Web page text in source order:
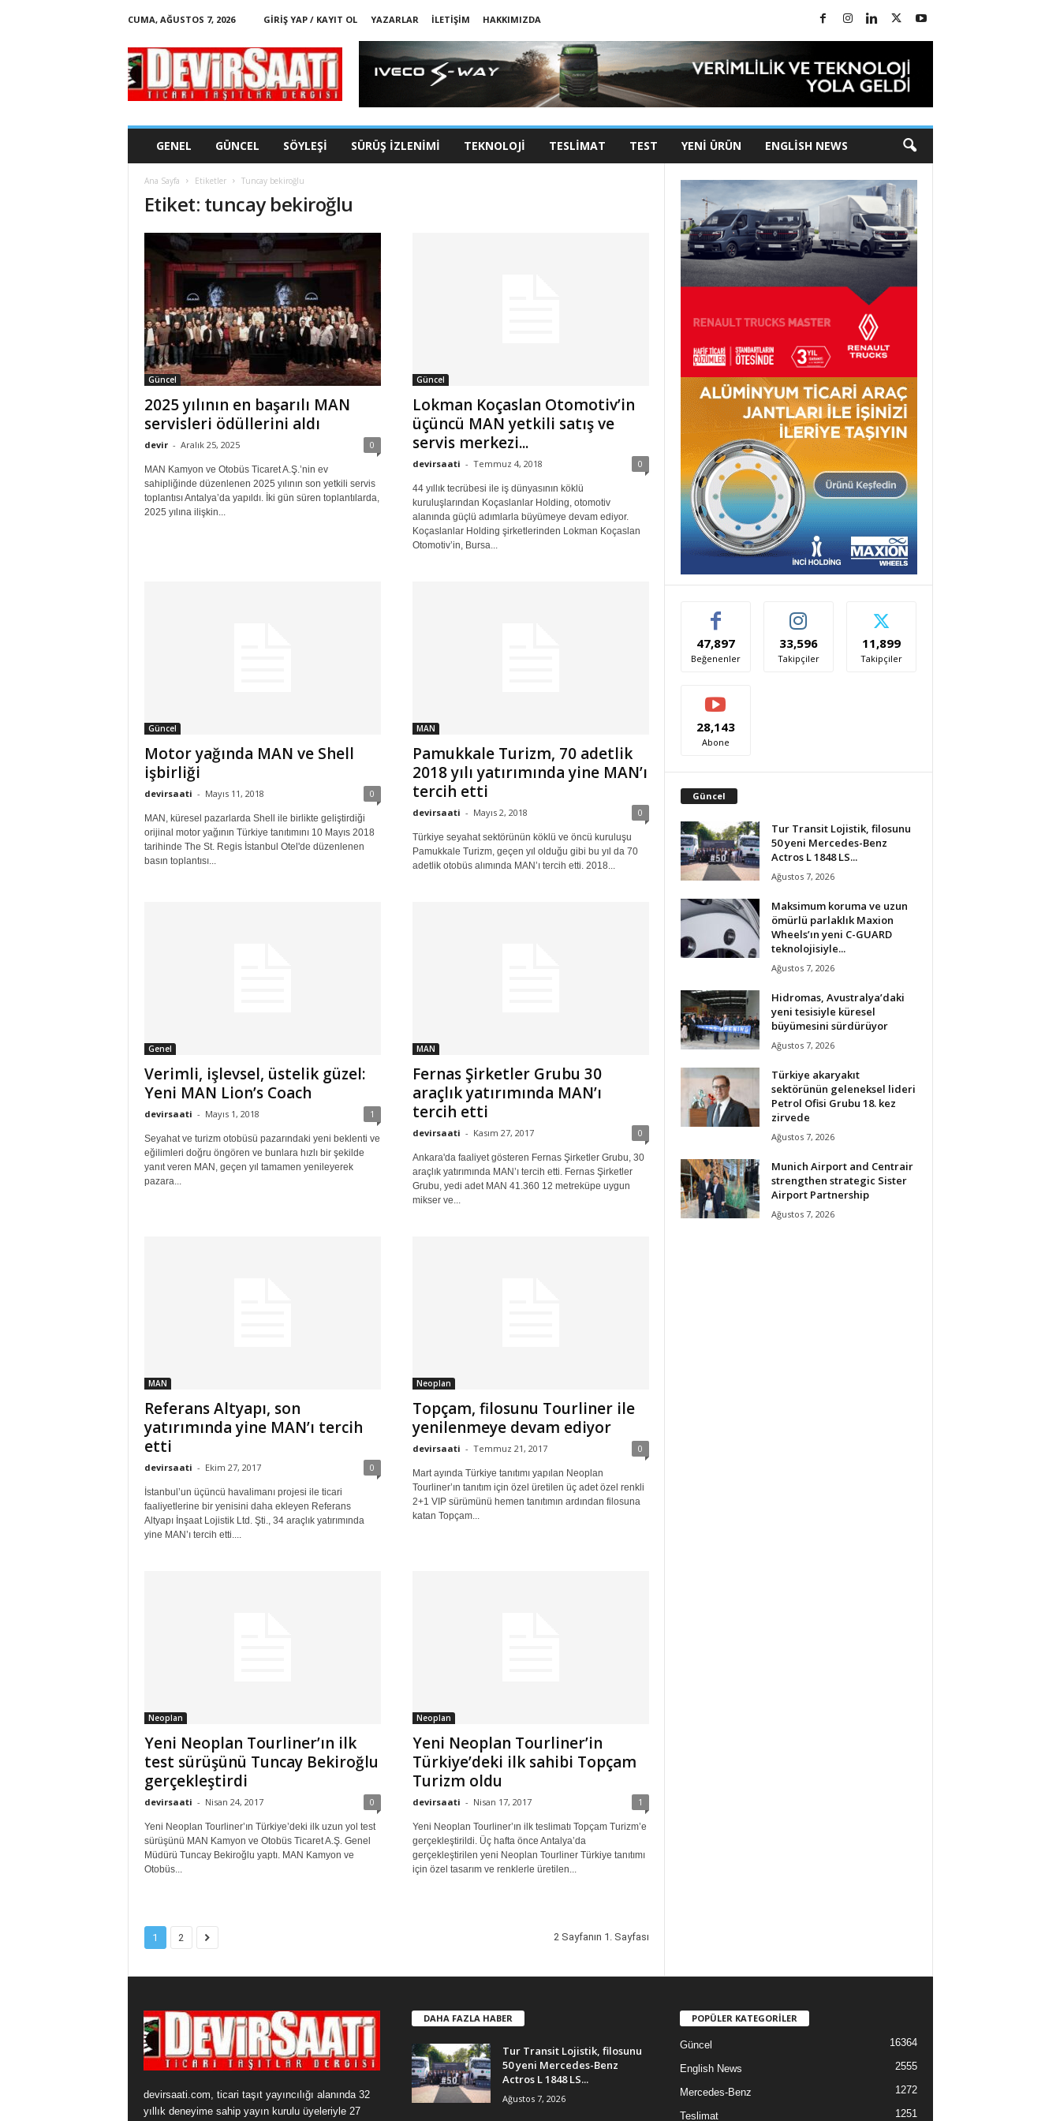
CUMA, AĞUSTOS 7, 2026 GIRIŞ YAP / KAYIT OL YAZARLAR İLETIŞIM
HAKKIMIZDA
e
v
i
r
GENEL GÜNCEL SÖYLEŞI SÜRÜŞ İZLENIMI TEKNOLOJI TESLIMAT TEST YENI ÜRÜN ENGLISH NEWS
Ana Sayfa Etiketler Tuncay bekiroğlu
Etiket: tuncay bekiroğlu
Güncel
2025 yılının en başarılı MAN
servisleri ödüllerini aldı
devir - Aralık 25, 2025 0
MAN Kamyon ve Otobüs Ticaret A.Ş.’nin ev
sahipliğinde düzenlenen 2025 yılının son yetkili servis
toplantısı Antalya’da yapıldı. İki gün süren toplantılarda,
2025 yılına ilişkin...
Güncel
Lokman Koçaslan Otomotiv’in
üçüncü MAN yetkili satış ve
servis merkezi...
devirsaati - Temmuz 4, 2018 0
44 yıllık tecrübesi ile iş dünyasının köklü
kuruluşlarından Koçaslanlar Holding, otomotiv
alanında güçlü adımlarla büyümeye devam ediyor.
Koçaslanlar Holding şirketlerinden Lokman Koçaslan
Otomotiv’in, Bursa...
Güncel
Motor yağında MAN ve Shell
işbirliği
devirsaati - Mayıs 11, 2018 0
MAN, küresel pazarlarda Shell ile birlikte geliştirdiği
orijinal motor yağının Türkiye tanıtımını 10 Mayıs 2018
tarihinde The St. Regis İstanbul Otel'de düzenlenen
basın toplantısı...
MAN
Pamukkale Turizm, 70 adetlik
2018 yılı yatırımında yine MAN’ı
tercih etti
devirsaati - Mayıs 2, 2018 0
Türkiye seyahat sektörünün köklü ve öncü kuruluşu
Pamukkale Turizm, geçen yıl olduğu gibi bu yıl da 70
adetlik otobüs alımında MAN’ı tercih etti. 2018...
Genel
Verimli, işlevsel, üstelik güzel:
Yeni MAN Lion’s Coach
devirsaati - Mayıs 1, 2018 1
Seyahat ve turizm otobüsü pazarındaki yeni beklenti ve
eğilimleri doğru öngören ve bunlara hızlı bir şekilde
yanıt veren MAN, geçen yıl tamamen yenileyerek
pazara...
MAN
Fernas Şirketler Grubu 30
araçlık yatırımında MAN’ı
tercih etti
devirsaati - Kasım 27, 2017 0
Ankara'da faaliyet gösteren Fernas Şirketler Grubu, 30
araçlık yatırımında MAN’ı tercih etti. Fernas Şirketler
Grubu, yedi adet MAN 41.360 12 metreküpe uygun
mikser ve...
MAN
Referans Altyapı, son
yatırımında yine MAN’ı tercih
etti
devirsaati - Ekim 27, 2017 0
İstanbul’un üçüncü havalimanı projesi ile ticari
faaliyetlerine bir yenisini daha ekleyen Referans
Altyapı İnşaat Lojistik Ltd. Şti., 34 araçlık yatırımında
yine MAN’ı tercih etti....
Neoplan
Topçam, filosunu Tourliner ile
yenilenmeye devam ediyor
devirsaati - Temmuz 21, 2017 0
Mart ayında Türkiye tanıtımı yapılan Neoplan
Tourliner’ın tanıtım için özel üretilen üç adet özel renkli
2+1 VIP sürümünü hemen tanıtımın ardından filosuna
katan Topçam...
Neoplan
Yeni Neoplan Tourliner’ın ilk
test sürüşünü Tuncay Bekiroğlu
gerçekleştirdi
devirsaati - Nisan 24, 2017 0
Yeni Neoplan Tourliner’ın Türkiye’deki ilk uzun yol test
sürüşünü MAN Kamyon ve Otobüs Ticaret A.Ş. Genel
Müdürü Tuncay Bekiroğlu yaptı. MAN Kamyon ve
Otobüs...
Neoplan
Yeni Neoplan Tourliner’in
Türkiye’deki ilk sahibi Topçam
Turizm oldu
devirsaati - Nisan 17, 2017 1
Yeni Neoplan Tourliner’ın ilk teslimatı Topçam Turizm’e
gerçekleştirildi. Üç hafta önce Antalya’da
gerçekleştirilen yeni Neoplan Tourliner Türkiye tanıtımı
için özel tasarım ve renklerle üretilen...
1 2 2 Sayfanın 1. Sayfası
47,897
Beğenenler
33,596
Takipçiler
11,899
Takipçiler
28,143
Abone
Güncel
Tur Transit Lojistik, filosunu
50 yeni Mercedes-Benz
Actros L 1848 LS...
Ağustos 7, 2026
Maksimum koruma ve uzun
ömürlü parlaklık Maxion
Wheels’ın yeni C-GUARD
teknolojisiyle...
Ağustos 7, 2026
Hidromas, Avustralya’daki
yeni tesisiyle küresel
büyümesini sürdürüyor
Ağustos 7, 2026
Türkiye akaryakıt
sektörünün geleneksel lideri
Petrol Ofisi Grubu 18. kez
zirvede
Ağustos 7, 2026
Munich Airport and Centrair
strengthen strategic Sister
Airport Partnership
Ağustos 7, 2026
devirsaati.com, ticari taşıt yayıncılığı alanında 32
yıllık deneyime sahip yayın kurulu üyeleriyle 27
DAHA FAZLA HABER
Tur Transit Lojistik, filosunu
50 yeni Mercedes-Benz
Actros L 1848 LS...
Ağustos 7, 2026
POPÜLER KATEGORİLER
Güncel 16364
English News 2555
Mercedes-Benz 1272
Teslimat 1251